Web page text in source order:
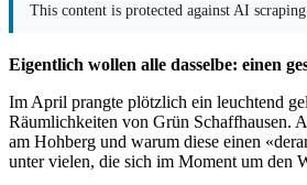
This content is protected against AI
Eigentlich wollen alle dasselbe: einen
Im April prangte plötzlich ein leuchtend
Räumlichkeiten von Grün Schaffhausen.
am Hohberg und warum diese einen
unter vielen, die sich im Moment um den